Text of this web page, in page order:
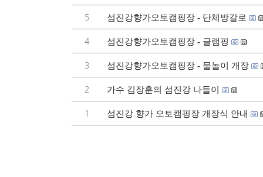
5 섬진강향가오토캠핑장 - 단체방갈로
4 섬진강향가오토캠핑장 - 글램핑
3 섬진강향가오토캠핑장 - 물놀이 개장
2 가수 김장훈의 섬진강 나들이
1 섬진강 향가 오토캠핑장 개장식 안내